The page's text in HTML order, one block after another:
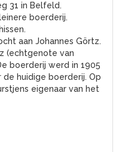
31 in Belfeld.
boerderij.
aan Johannes Görtz.
(echtgenote van
boerderij werd in 1905
huidige boerderij. Op
eigenaar van het